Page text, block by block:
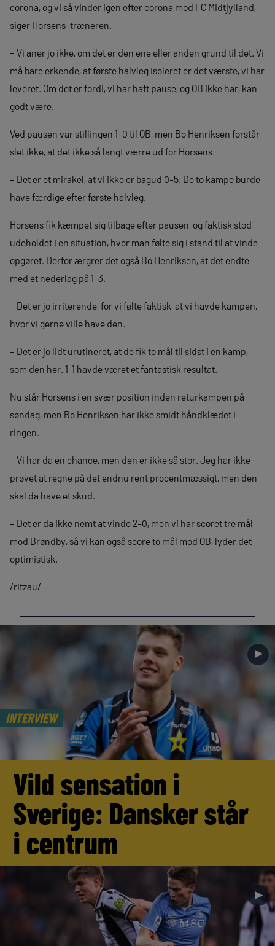
corona, og vi så vinder igen efter corona mod FC Midtjylland,
siger Horsens-træneren.
– Vi aner jo ikke, om det er den ene eller anden grund til det. Vi
må bare erkende, at første halvleg isoleret er det værste, vi har
leveret. Om det er fordi, vi har haft pause, og OB ikke har, kan
godt være.
Ved pausen var stillingen 1-0 til OB, men Bo Henriksen forstår
slet ikke, at det ikke så langt værre ud for Horsens.
– Det er et mirakel, at vi ikke er bagud 0-5. De to kampe burde
have færdige efter første halvleg.
Horsens fik kæmpet sig tilbage efter pausen, og faktisk stod
udeholdet i en situation, hvor man følte sig i stand til at vinde
opgøret. Derfor ærgrer det også Bo Henriksen, at det endte
med et nederlag på 1-3.
– Det er jo irriterende, for vi følte faktisk, at vi havde kampen,
hvor vi gerne ville have den.
– Det er jo lidt urutineret, at de fik to mål til sidst i en kamp,
som den her. 1-1 havde været et fantastisk resultat.
Nu står Horsens i en svær position inden returkampen på
søndag, men Bo Henriksen har ikke smidt håndklædet i
ringen.
– Vi har da en chance, men den er ikke så stor. Jeg har ikke
prøvet at regne på det endnu rent procentmæssigt, men den
skal da have et skud.
– Det er da ikke nemt at vinde 2-0, men vi har scoret tre mål
mod Brøndby, så vi kan også score to mål mod OB, lyder det
optimistisk.
/ritzau/
INTERVIEW
►
Vild sensation i
Sverige: Dansker står
i centrum
►